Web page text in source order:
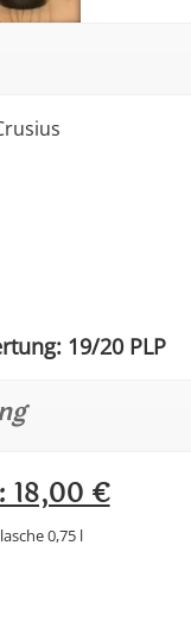
19/20 PLP
18,00 €
0,75 l